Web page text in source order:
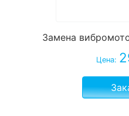
Замена
Цена: